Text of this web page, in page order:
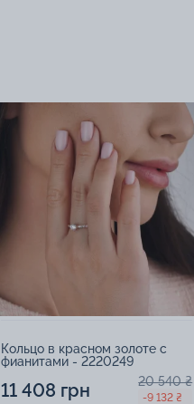
Кольцо в красном золоте с
фианитами - 2220249
11 408 грн 20 540 ₴
-9 132 ₴